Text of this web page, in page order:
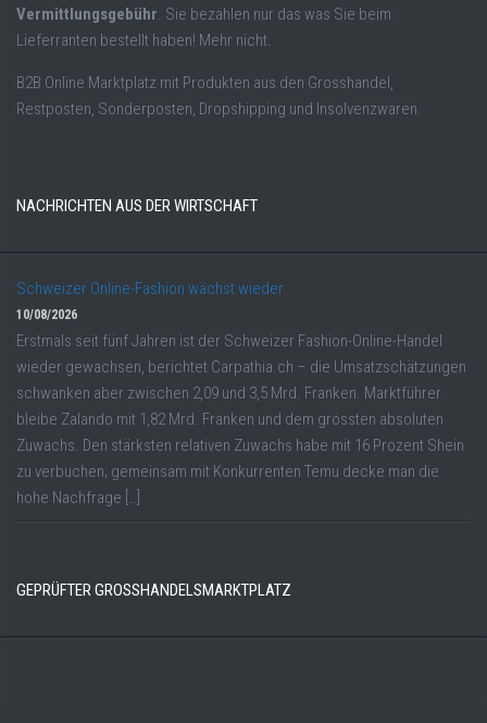
Vermittlungsgebühr. Sie bezahlen nur das was Sie beim
Lieferranten bestellt haben! Mehr nicht.
B2B Online Marktplatz mit Produkten aus den Grosshandel,
Restposten, Sonderposten, Dropshipping und Insolvenzwaren.
NACHRICHTEN AUS DER WIRTSCHAFT
Schweizer Online-Fashion wächst wieder
10/08/2026
Erstmals seit fünf Jahren ist der Schweizer Fashion-Online-Handel
wieder gewachsen, berichtet Carpathia.ch – die Umsatzschätzungen
schwanken aber zwischen 2,09 und 3,5 Mrd. Franken. Marktführer
bleibe Zalando mit 1,82 Mrd. Franken und dem grössten absoluten
Zuwachs. Den stärksten relativen Zuwachs habe mit 16 Prozent Shein
zu verbuchen; gemeinsam mit Konkurrenten Temu decke man die
hohe Nachfrage […]
GEPRÜFTER GROSSHANDELSMARKTPLATZ